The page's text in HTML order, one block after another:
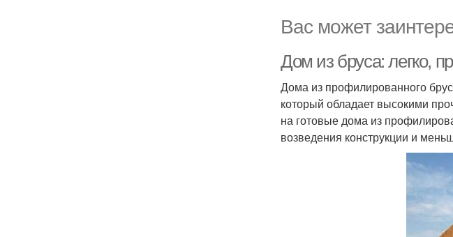
Вас может
Дом из бруса: легко,
Дома из профилированного
который обладает высокими
на готовые дома из
возведения конструкции и